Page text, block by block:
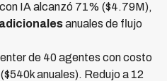
IA alcanzó 71% ($4.79M),
anuales de flujo
de 40 agentes con costo
anuales). Redujo a 12